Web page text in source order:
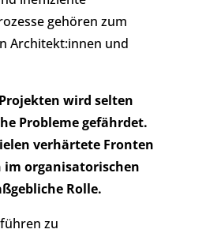
gehören zum
Architekt:innen und
wird selten
Probleme gefährdet.
verhärtete Fronten
im organisatorischen
Rolle.
zu